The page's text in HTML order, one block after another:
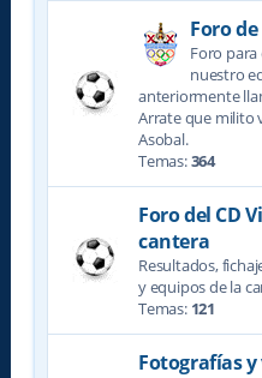
Foro
Foro
nuestro
anteriormente
Arrate que milito
Asobal.
Temas:364
Foro del CD
cantera
Resultados,
y equipos de la
Temas: 121
Fotografías